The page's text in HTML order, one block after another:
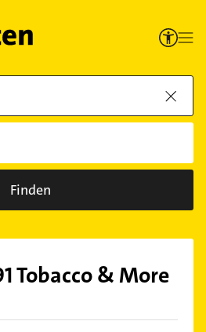
Finden
Tobacco & More